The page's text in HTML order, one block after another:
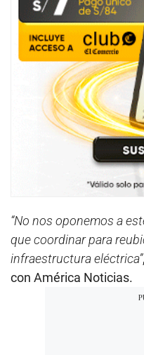
“No nos oponemos a
que coordinar para
infraestructura eléctrica”
con América Noticias.